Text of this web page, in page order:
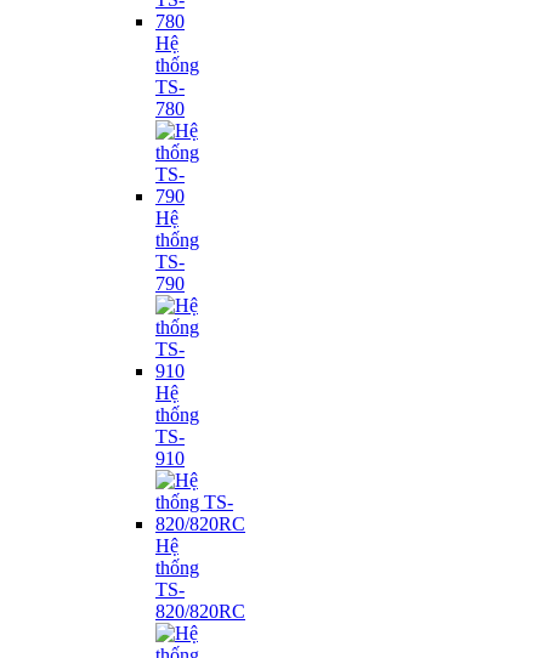
Hệ
thống
TS-
780
Hệ
thống
TS-
790
Hệ
thống
TS-
910
Hệ
thống
TS-
820/820RC